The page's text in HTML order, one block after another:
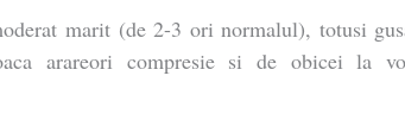
marit (de 2-3 ori normalul), totusi
arareori compresie si de obicei la